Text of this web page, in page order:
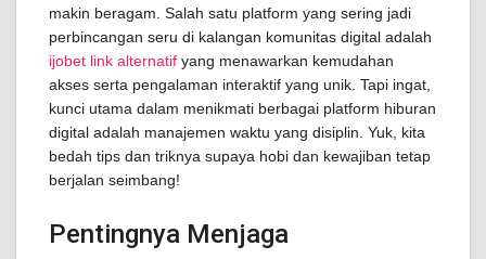
makin beragam. Salah satu platform yang sering jadi
perbincangan seru di kalangan komunitas digital adalah
ijobet link alternatif yang menawarkan kemudahan
akses serta pengalaman interaktif yang unik. Tapi ingat,
kunci utama dalam menikmati berbagai platform hiburan
digital adalah manajemen waktu yang disiplin. Yuk, kita
bedah tips dan triknya supaya hobi dan kewajiban tetap
berjalan seimbang!
Pentingnya Menjaga